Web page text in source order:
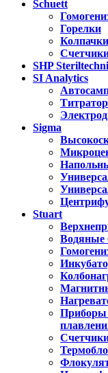
Schuett
Горелки
Колпачки
SHP
SI Analytics
Sigma
Stuart
Водяные
Приборы